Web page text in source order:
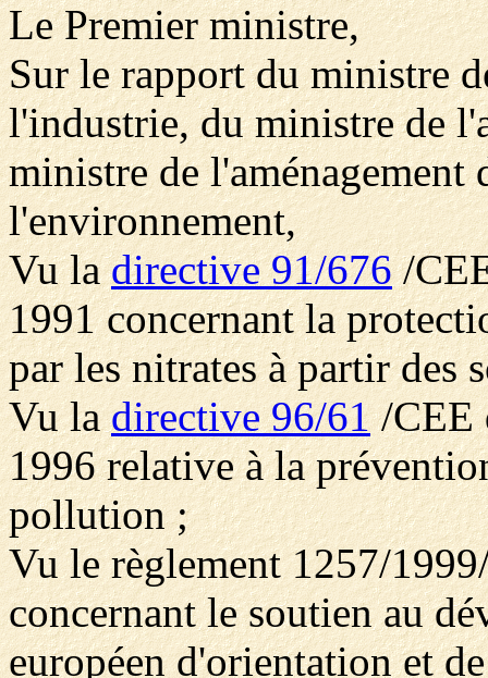
Le Premier ministre,
Sur le rapport du ministre
l'industrie, du ministre de
ministre de l'aménagement
l'environnement,
Vu ladirective 91/676/
1991 concernant la
par les nitrates à partir des
Vu ladirective 96/61/CEE
1996 relative à la
pollution ;
Vu le règlement 1257/
concernant le soutien au
européen d'orientation et